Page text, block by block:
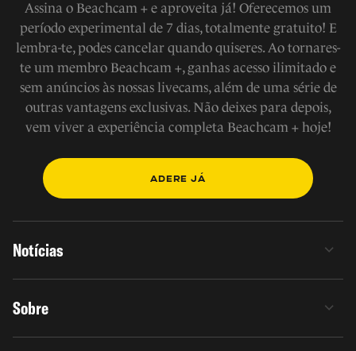
Assina o Beachcam + e aproveita já! Oferecemos um
período experimental de 7 dias, totalmente gratuito! E
lembra-te, podes cancelar quando quiseres. Ao tornares-
te um membro Beachcam +, ganhas acesso ilimitado e
sem anúncios às nossas livecams, além de uma série de
outras vantagens exclusivas. Não deixes para depois,
vem viver a experiência completa Beachcam + hoje!
ADERE JÁ
Notícias
Sobre